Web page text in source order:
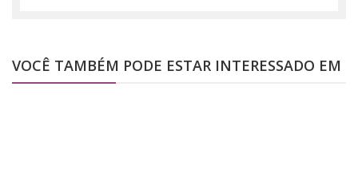
VOCÊ TAMBÉM PODE ESTAR INTERESSADO EM